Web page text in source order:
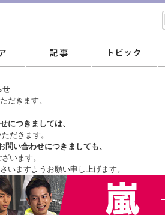
せ
だきます。
につきましては、
だきます。
問い合わせにつきましても、
います。
いますようお願い申し上げます。